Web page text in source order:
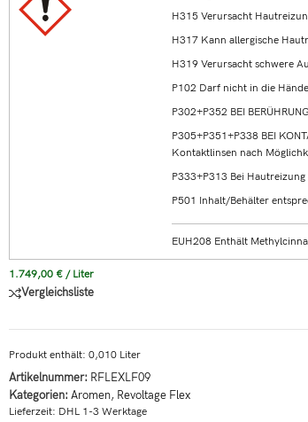
H315 Verursacht
H317 Kann allergische
H319 Verursacht schwere
P102 Darf nicht in die
P302+P352 BEI
P305+P351+P338 BEI
Kontaktlinsen nach
P333+P313 Bei
P501 Inhalt/Behälter
EUH208 Enthält
1.749,00 € / Liter
Vergleichsliste
Produkt enthält: 0,010 Liter
Artikelnummer: RFLEXLF09
Kategorien: Aromen, Revoltage Flex
Lieferzeit: DHL 1-3 Werktage